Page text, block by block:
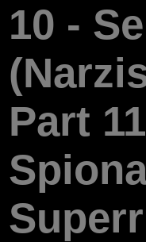
10 -
Part